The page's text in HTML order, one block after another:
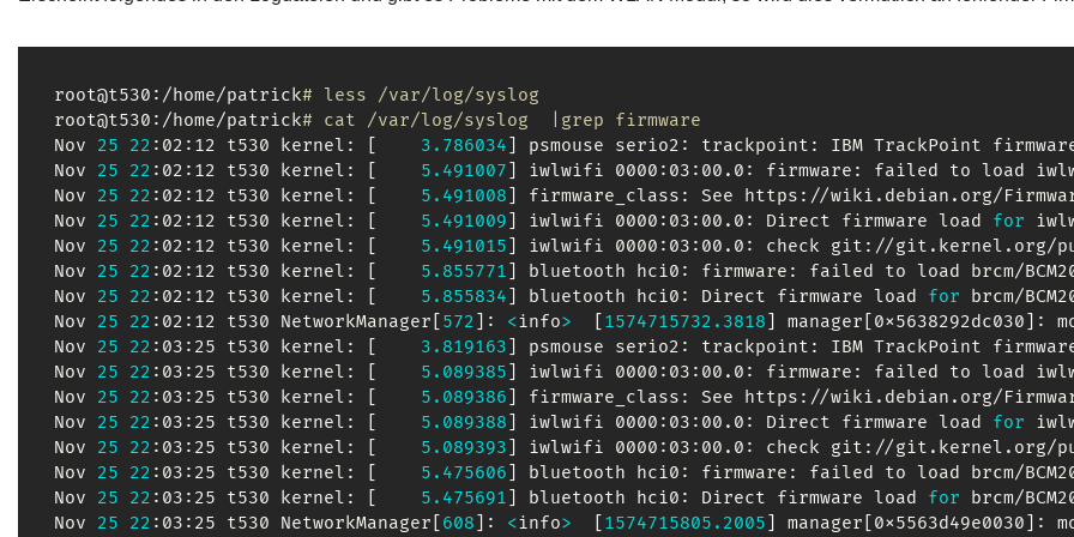
root@t530:/home/patrick# less /var/log/syslog
root@t530:/home/patrick# cat /var/log/syslog  |grep firmware
Nov 25 22 :02:12 t530 kernel: 3.786034
psmouse serio2: trackpoint: IBM TrackPoint
Nov 25 22 :02:12 t530 kernel: 5.491007
iwlwifi 0000:03:00.0: firmware: failed to load
Nov 25 22 :02:12 t530 kernel: 5.491008
firmware_class: See https://wiki.debian.org/
Nov 25 22 :02:12 t530 kernel: 5.491009 iwlwifi 0000:03:00.0: Direct firmware load for
Nov 25 22 :02:12 t530 kernel: 5.491015
iwlwifi 0000:03:00.0: check git://git.kernel.org/
Nov 25 22 :02:12 t530 kernel: 5.855771
bluetooth hci0: firmware: failed to load brcm/
Nov 25 22 :02:12 t530 kernel: 5.855834 bluetooth hci0: Direct firmware load for brcm/
Nov 25 22 :02:12 t530 NetworkManager 572 : <info> 1574715732.3818 manager 0x5638292dc030
:
Nov 25 22 :03:25 t530 kernel: 3.819163
psmouse serio2: trackpoint: IBM TrackPoint
Nov 25 22 :03:25 t530 kernel: 5.089385
iwlwifi 0000:03:00.0: firmware: failed to load
Nov 25 22 :03:25 t530 kernel: 5.089386
firmware_class: See https://wiki.debian.org/
Nov 25 22 :03:25 t530 kernel: 5.089388 iwlwifi 0000:03:00.0: Direct firmware load for
Nov 25 22 :03:25 t530 kernel: 5.089393
iwlwifi 0000:03:00.0: check git://git.kernel.org/
Nov 25 22 :03:25 t530 kernel: 5.475606
bluetooth hci0: firmware: failed to load brcm/
Nov 25 22 :03:25 t530 kernel: 5.475691 bluetooth hci0: Direct firmware load for brcm/
Nov 25 22 :03:25 t530 NetworkManager 608 : <info> 1574715805.2005 manager 0x5563d49e0030 :